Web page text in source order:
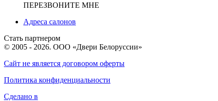
ПЕРЕЗВОНИТЕ МНЕ
Адреса салонов
Стать партнером
© 2005 - 2026. ООО «Двери Белоруссии»
Сайт не является договором оферты
Политика конфиденциальности
Сделано в